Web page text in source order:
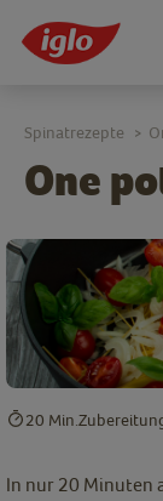
One
Spinatrezepte >
20 Min.
In nur 20 Minuten